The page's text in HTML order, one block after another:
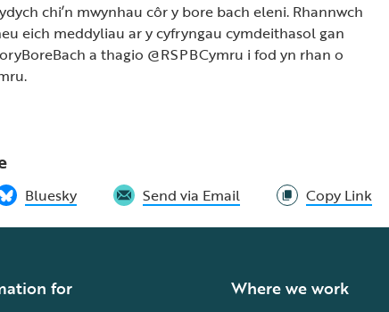
chi’n mwynhau côr y bore bach eleni. Rhannwch
eich meddyliau ar y cyfryngau cymdeithasol gan
a thagio @RSPBCymru i fod yn rhan o
Bluesky Send via Email Copy Link
for Where we work